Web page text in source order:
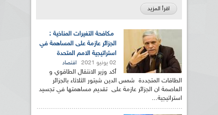
اقرأ المزيد
مكافحة التغيرات المناخية :
الجزائر عازمة على المساهمة في
استراتيجية الامم المتحدة
02 يونيو 2021 اقتصاد
أكد وزير الانتقال الطاقوي و
الطاقات المتجددة شمس الدين شيتور الثلاثاء بالجزائر
العاصمة ان الجزائر عازمة على تقديم مساهمتها في تجسيد
استراتيجية...